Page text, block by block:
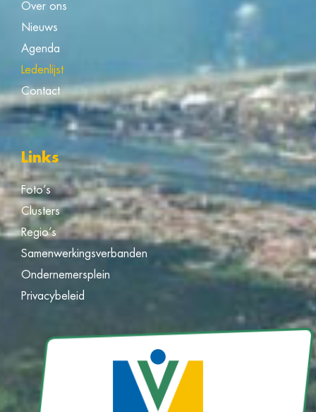
Over ons
Nieuws
Agenda
Ledenlijst
Contact
Links
Foto’s
Clusters
Regio’s
Samenwerkingsverbanden
Ondernemersplein
Privacybeleid